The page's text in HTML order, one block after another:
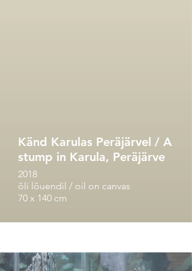
Känd Karulas Peräjärvel / A
stump in Karula, Peräjärve
2018
õli lõuendil / oil on canvas
70 x 140 cm